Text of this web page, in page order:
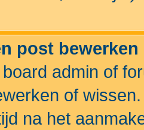
post
admin of
of
na het